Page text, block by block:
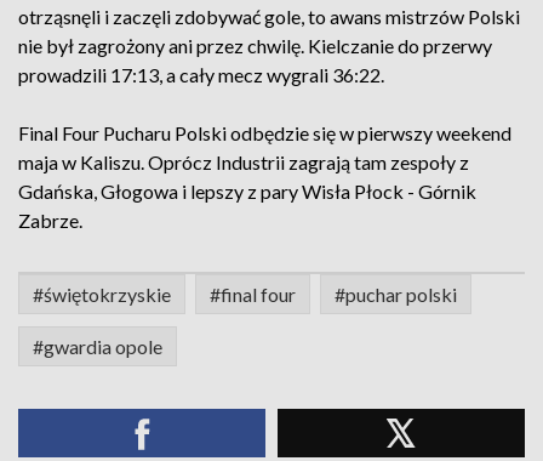
otrząsnęli i zaczęli zdobywać gole, to awans mistrzów Polski
nie był zagrożony ani przez chwilę. Kielczanie do przerwy
prowadzili 17:13, a cały mecz wygrali 36:22.
Final Four Pucharu Polski odbędzie się w pierwszy weekend
maja w Kaliszu. Oprócz Industrii zagrają tam zespoły z
Gdańska, Głogowa i lepszy z pary Wisła Płock - Górnik
Zabrze.
#świętokrzyskie #final four #puchar polski
#gwardia opole